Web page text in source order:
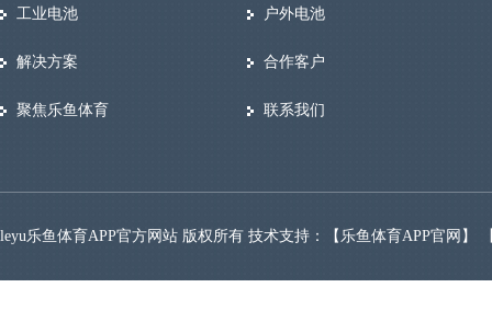
工业电池
解决方案
聚焦乐鱼体育
户外电池
合作客户
联系我们
leyu乐鱼体育APP官方网站 版权所有 技术支持：【 乐鱼体育APP官网 】